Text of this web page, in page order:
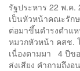
รัฐประหาร 22 พ.ค.
เป็นหัวหน้าคณะรัก
ต่อมาขึ้นดำรงตำแ
หมวกหัวหน้า คสช.
เนื่องตามมา 4 ปีขอ
ส่งเสียง คำถามถึงอ